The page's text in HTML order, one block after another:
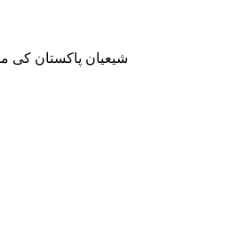
شیعیان پاکستان کی